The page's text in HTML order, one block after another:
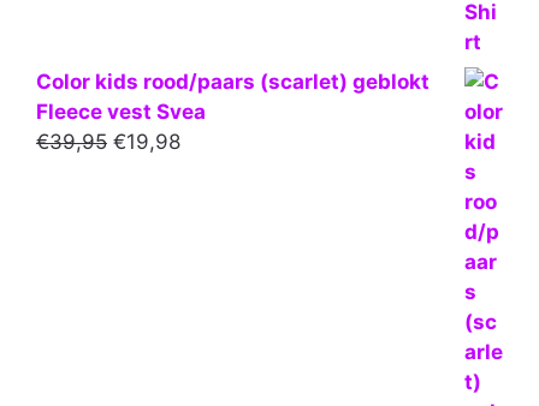
Color kids rood/paars (scarlet) geblokt
Fleece vest Svea
€39,95 Oorspronkelijke
€19,98Huidige